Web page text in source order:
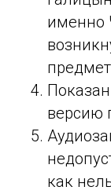
именно
версию
как